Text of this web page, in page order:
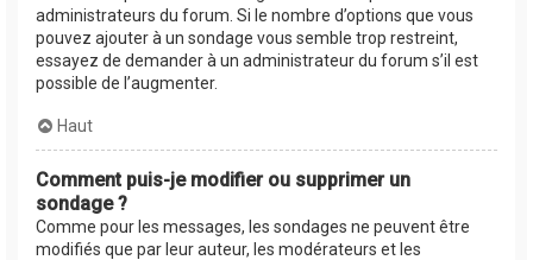
administrateurs du forum. Si le nombre d’options que vous
pouvez ajouter à un sondage vous semble trop restreint,
essayez de demander à un administrateur du forum s’il est
possible de l’augmenter.
Haut
Comment puis-je modifier ou supprimer un
sondage ?
Comme pour les messages, les sondages ne peuvent être
modifiés que par leur auteur, les modérateurs et les